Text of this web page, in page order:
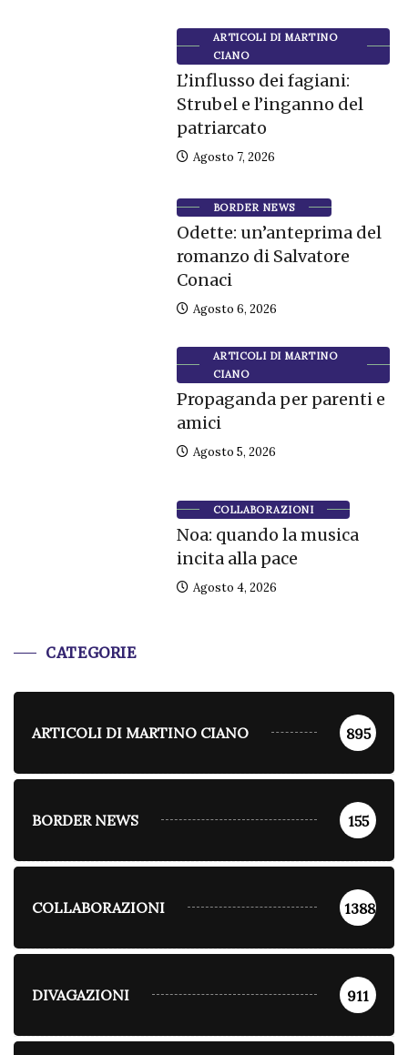
ARTICOLI DI MARTINO
CIANO
L’influsso dei fagiani:
Strubel e l’inganno del
patriarcato
Agosto 7, 2026
BORDER NEWS
Odette: un’anteprima del
romanzo di Salvatore
Conaci
Agosto 6, 2026
ARTICOLI DI MARTINO
CIANO
Propaganda per parenti e
amici
Agosto 5, 2026
COLLABORAZIONI
Noa: quando la musica
incita alla pace
Agosto 4, 2026
CATEGORIE
ARTICOLI DI MARTINO CIANO 895
BORDER NEWS 155
COLLABORAZIONI 1388
DIVAGAZIONI 911